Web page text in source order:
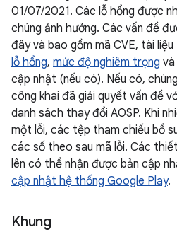
01/07/2021. Các lỗ hổng được
chúng ảnh hưởng. Các vấn đề
đây và bao gồm mã CVE, tài
lỗ hổng, mức độ nghiêm trọng và
cập nhật (nếu có). Nếu có,
công khai đã giải quyết vấn đề
danh sách thay đổi AOSP. Khi
một lỗi, các tệp tham chiếu bổ
các số theo sau mã lỗi. Các
lên có thể nhận được bản cập
cập nhật hệ thống Google Play.
Khung